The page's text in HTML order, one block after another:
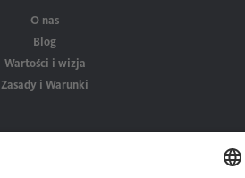
O nas
Blog
Wartości i wizja
Zasady i Warunki